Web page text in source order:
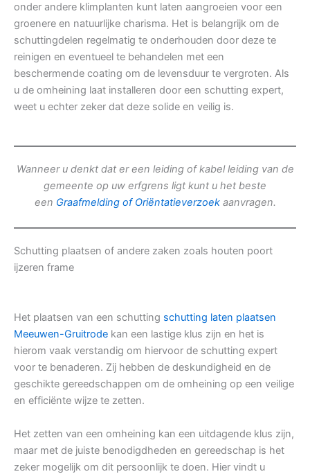
onder andere klimplanten kunt laten aangroeien voor een
groenere en natuurlijke charisma. Het is belangrijk om de
schuttingdelen regelmatig te onderhouden door deze te
reinigen en eventueel te behandelen met een
beschermende coating om de levensduur te vergroten. Als
u de omheining laat installeren door een schutting expert,
weet u echter zeker dat deze solide en veilig is.
Wanneer u denkt dat er een leiding of kabel leiding van de
gemeente op uw erfgrens ligt kunt u het beste
een Graafmelding of Oriëntatieverzoekaanvragen.
Schutting plaatsen of andere zaken zoals houten poort
ijzeren frame
Het plaatsen van een schutting schutting laten plaatsen
Meeuwen-Gruitrode kan een lastige klus zijn en het is
hierom vaak verstandig om hiervoor de schutting expert
voor te benaderen. Zij hebben de deskundigheid en de
geschikte gereedschappen om de omheining op een veilige
en efficiënte wijze te zetten.
Het zetten van een omheining kan een uitdagende klus zijn,
maar met de juiste benodigdheden en gereedschap is het
zeker mogelijk om dit persoonlijk te doen. Hier vindt u